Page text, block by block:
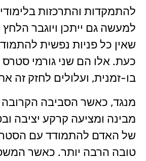
להתמקדות והתרכזות
למעשה גם ייתכן ויוגבר
שאין כל פניות נפשית
כעת. אלו הם שני גורמי
בו-זמנית, ועלולים לחזק זה
מנגד, כאשר הסביבה הקרובה
מבינה ומציעה קרקע יציבה
של האדם להתמודד עם הסטרס
טובה הרבה יותר. כאשר